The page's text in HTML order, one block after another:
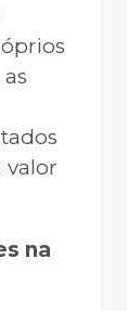
valor
na